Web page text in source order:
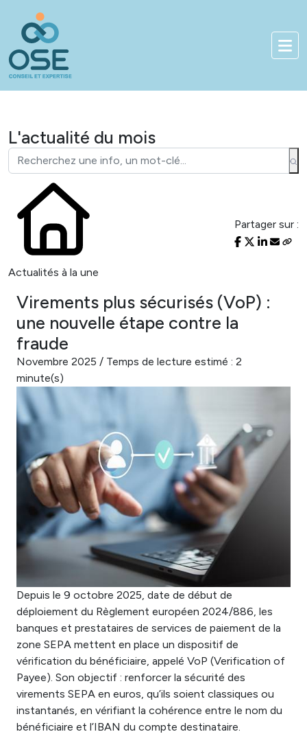
L'actualité du mois
Actualités à la une
Partager sur :
Virements plus sécurisés (VoP) :
une nouvelle étape contre la
fraude
Novembre 2025 / Temps de lecture estimé : 2
minute(s)
Depuis le 9 octobre 2025, date de début de
déploiement du Règlement européen 2024/886, les
banques et prestataires de services de paiement de la
zone SEPA mettent en place un dispositif de
vérification du bénéficiaire, appelé VoP (Verification of
Payee). Son objectif : renforcer la sécurité des
virements SEPA en euros, qu’ils soient classiques ou
instantanés, en vérifiant la cohérence entre le nom du
bénéficiaire et l’IBAN du compte destinataire.